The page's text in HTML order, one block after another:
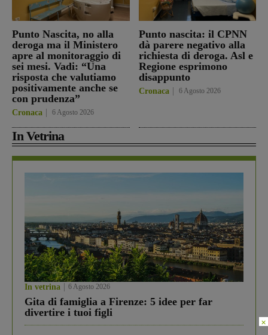
Punto Nascita, no alla
deroga ma il Ministero
apre al monitoraggio di
sei mesi. Vadi: “Una
risposta che valutiamo
positivamente anche se
con prudenza”
Cronaca 6 Agosto 2026
Punto nascita: il CPNN
dà parere negativo alla
richiesta di deroga. Asl e
Regione esprimono
disappunto
Cronaca 6 Agosto 2026
In Vetrina
In vetrina 6 Agosto 2026
Gita di famiglia a Firenze: 5 idee per far
divertire i tuoi figli
×